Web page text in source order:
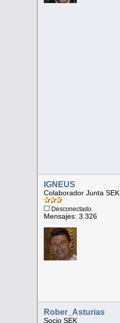
IGNEUS
Colaborador Junta SEK
Desconectado
Mensajes: 3.326
Rober_Asturias
Socio SEK